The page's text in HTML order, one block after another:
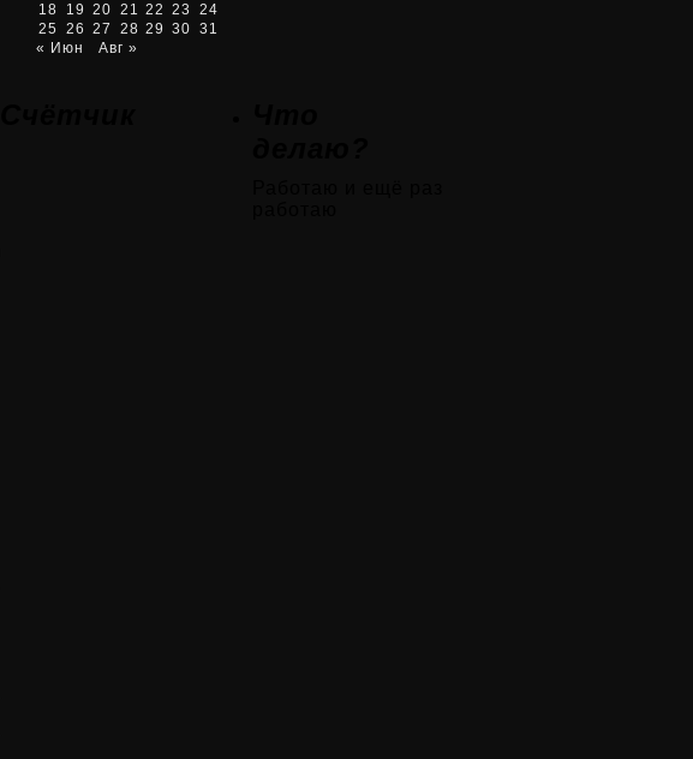
18
19 20 21 22 23
24
25 26 27 28 29 30 31
« Июн
Авг »